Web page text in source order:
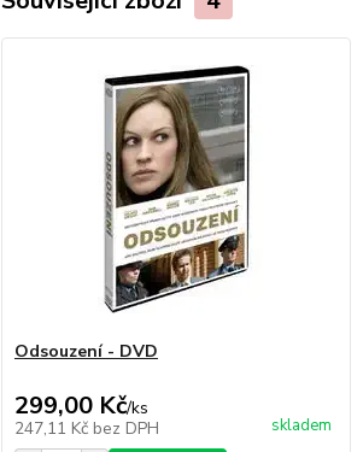
Odsouzení - DVD
299,00 Kč/ks
247,11 Kč bez DPH skladem